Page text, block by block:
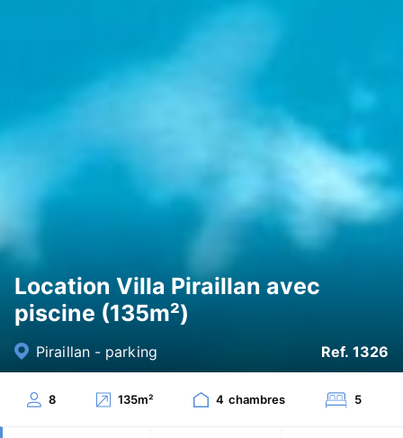
Location Villa Piraillan avec
piscine (135m²)
Piraillan - parking Ref. 1326
8 135m² 4 chambres 5